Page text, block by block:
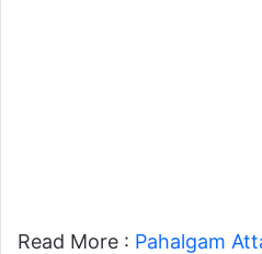
Read More : Pahalgam